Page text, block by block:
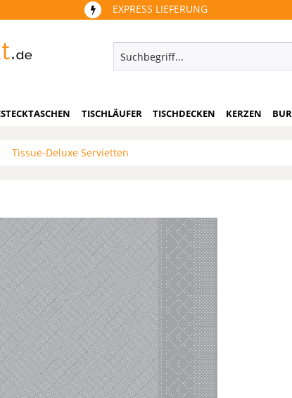
EXPRESS LIEFERUNG
TISCHLÄUFER TISCHDECKEN KERZEN
Tissue-Deluxe Servietten